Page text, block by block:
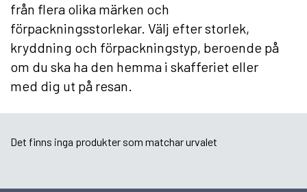
från flera olika märken och
förpackningsstorlekar. Välj efter storlek,
kryddning och förpackningstyp, beroende på
om du ska ha den hemma i skafferiet eller
med dig ut på resan.
Det finns inga produkter som matchar urvalet